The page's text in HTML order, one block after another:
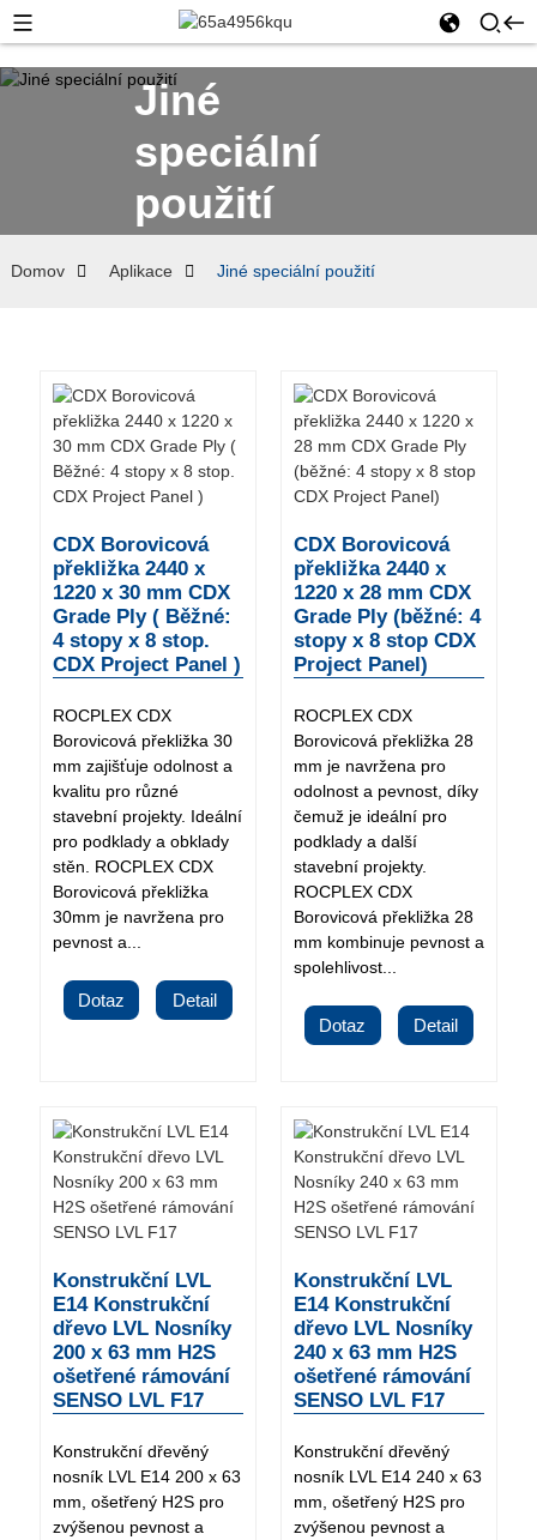
Jiné
speciální
použití
Domov Aplikace Jiné speciální použití
CDX Borovicová
překližka 2440 x
1220 x 30 mm CDX
Grade Ply ( Běžné:
4 stopy x 8 stop.
CDX Project Panel )
ROCPLEX CDX
Borovicová překližka 30
mm zajišťuje odolnost a
kvalitu pro různé
stavební projekty. Ideální
pro podklady a obklady
stěn. ROCPLEX CDX
Borovicová překližka
30mm je navržena pro
pevnost a...
Dotaz Detail
CDX Borovicová
překližka 2440 x
1220 x 28 mm CDX
Grade Ply (běžné: 4
stopy x 8 stop CDX
Project Panel)
ROCPLEX CDX
Borovicová překližka 28
mm je navržena pro
odolnost a pevnost, díky
čemuž je ideální pro
podklady a další
stavební projekty.
ROCPLEX CDX
Borovicová překližka 28
mm kombinuje pevnost a
spolehlivost...
Dotaz Detail
Konstrukční LVL
E14 Konstrukční
dřevo LVL Nosníky
200 x 63 mm H2S
ošetřené rámování
SENSO LVL F17
Konstrukční dřevěný
nosník LVL E14 200 x 63
mm, ošetřený H2S pro
zvýšenou pevnost a
Konstrukční LVL
E14 Konstrukční
dřevo LVL Nosníky
240 x 63 mm H2S
ošetřené rámování
SENSO LVL F17
Konstrukční dřevěný
nosník LVL E14 240 x 63
mm, ošetřený H2S pro
zvýšenou pevnost a